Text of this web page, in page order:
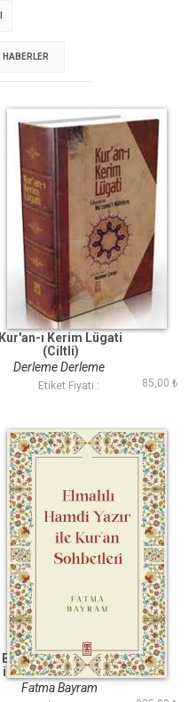
HABERLER
Kur'an-ı Kerim Lügati
(Ciltli)
Derleme Derleme
Etiket Fiyatı : 85,00 ₺
Elmalılı Hamdi Yazır
ile Kuran Sohbetleri
Fatma Bayram